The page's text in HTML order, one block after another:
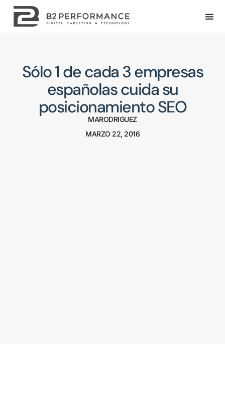
Sólo 1 de cada 3 empresas
españolas cuida su
posicionamiento SEO
MARODRIGUEZ
MARZO 22, 2016